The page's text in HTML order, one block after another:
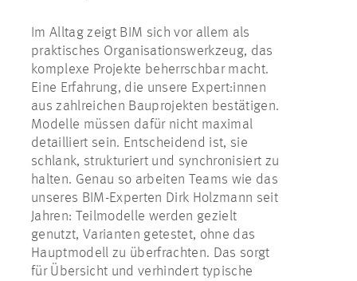
Im Alltag zeigt BIM sich vor allem als
praktisches Organisationswerkzeug, das
komplexe Projekte beherrschbar macht.
Eine Erfahrung, die unsere Expert:innen
aus zahlreichen Bauprojekten bestätigen.
Modelle müssen dafür nicht maximal
detailliert sein. Entscheidend ist, sie
schlank, strukturiert und synchronisiert zu
halten. Genau so arbeiten Teams wie das
unseres BIM-Experten Dirk Holzmann seit
Jahren: Teilmodelle werden gezielt
genutzt, Varianten getestet, ohne das
Hauptmodell zu überfrachten. Das sorgt
für Übersicht und verhindert typische